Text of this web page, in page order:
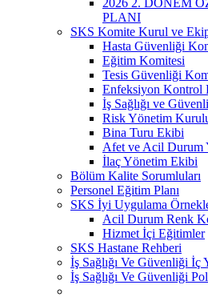
PLANI
SKS Komite Kurul ve
Hasta Güvenliği
Eğitim Komitesi
Tesis Güvenliği
Enfeksiyon Kontrol
İş Sağlığı ve
Risk Yönetim
Bina Turu Ekibi
Afet ve Acil Durum
İlaç Yönetim Ekibi
Bölüm Kalite Sorumluları
Personel Eğitim Planı
SKS İyi Uygulama
Acil Durum Renk
Hizmet İçi Eğitimler
SKS Hastane Rehberi
İş Sağlığı Ve Güvenliği İç
İş Sağlığı Ve Güvenliği